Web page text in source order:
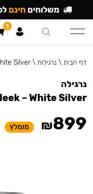
דף הבית \ נרגילות \
Silver
נרגילה
– White Silver
₪899 מומלץ
משלוחים חינם
1